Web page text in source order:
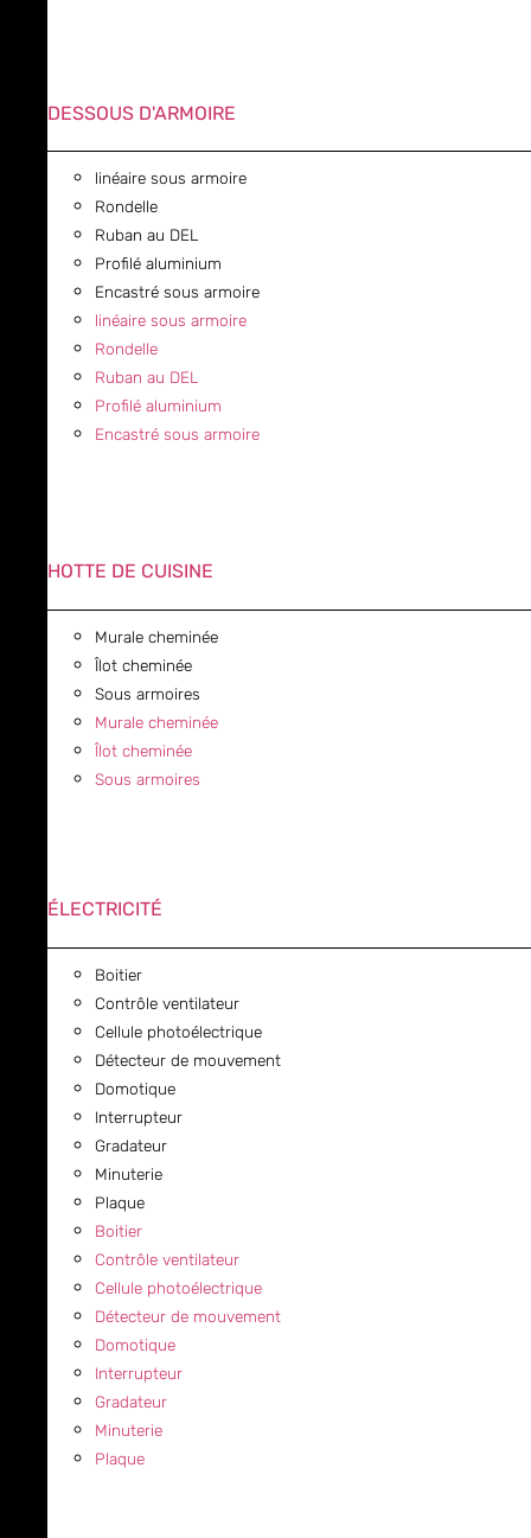
DESSOUS D'ARMOIRE
linéaire sous armoire
Rondelle
Ruban au DEL
Profilé aluminium
Encastré sous armoire
linéaire sous armoire
Rondelle
Ruban au DEL
Profilé aluminium
Encastré sous armoire
HOTTE DE CUISINE
Murale cheminée
Îlot cheminée
Sous armoires
Murale cheminée
Îlot cheminée
Sous armoires
ÉLECTRICITÉ
Boitier
Contrôle ventilateur
Cellule photoélectrique
Détecteur de mouvement
Domotique
Interrupteur
Gradateur
Minuterie
Plaque
Boitier
Contrôle ventilateur
Cellule photoélectrique
Détecteur de mouvement
Domotique
Interrupteur
Gradateur
Minuterie
Plaque